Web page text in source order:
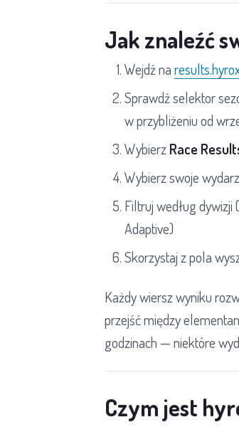
Jak znaleźć
Wejdź na
Sprawdź selektor
w przybliżeniu od
WybierzRace
Wybierz swoje
Filtruj według dywizji
Adaptive)
Skorzystaj z pola
Każdy wiersz wyniku
przejść między
godzinach — niektóre
Czym jest